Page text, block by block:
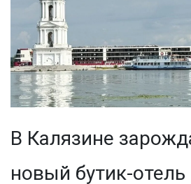
В Калязине
новый бутик-отель